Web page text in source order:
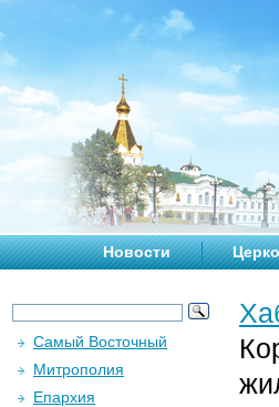
Новости
Самый Восточный
Митрополия
Епархия